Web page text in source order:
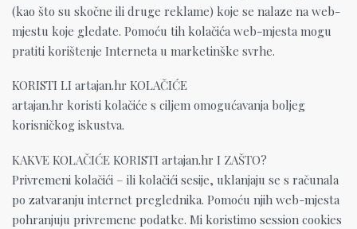
(kao što su skočne ili druge reklame) koje se nalaze na web-
mjestu koje gledate. Pomoću tih kolačića web-mjesta mogu
pratiti korištenje Interneta u marketinške svrhe.
KORISTI LI artajan.hr KOLAČIĆE
artajan.hr koristi kolačiće s ciljem omogućavanja boljeg
korisničkog iskustva.
KAKVE KOLAČIĆE KORISTI artajan.hr I ZAŠTO?
Privremeni kolačići – ili kolačići sesije, uklanjaju se s računala
po zatvaranju internet preglednika. Pomoću njih web-mjesta
pohranjuju privremene podatke. Mi koristimo session cookies